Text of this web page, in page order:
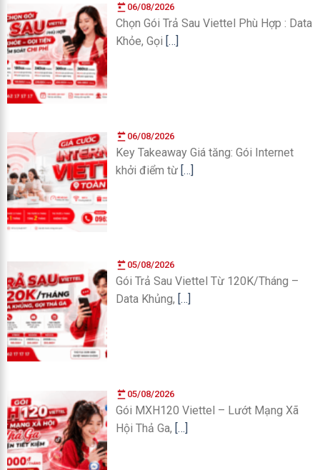
06/08/2026
Chọn Gói Trả Sau Viettel Phù Hợp : Data
Khỏe, Gọi […]
06/08/2026
Key Takeaway Giá tăng: Gói Internet
khởi điểm từ […]
05/08/2026
Gói Trả Sau Viettel Từ 120K/Tháng –
Data Khủng, […]
05/08/2026
Gói MXH120 Viettel – Lướt Mạng Xã
Hội Thả Ga, […]